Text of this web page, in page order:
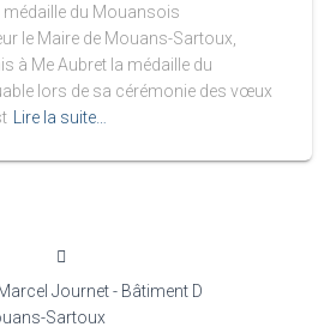
médaille du Mouansois
le Maire de Mouans-Sartoux,
à Me Aubret la médaille du
lors de sa cérémonie des vœux
Lire la suite…
Journet - Bâtiment D
Sartoux